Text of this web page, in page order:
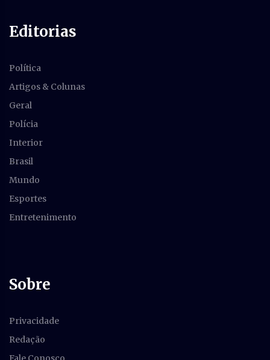
Editorias
Política
Artigos & Colunas
Geral
Polícia
Interior
Brasil
Mundo
Esportes
Entretenimento
Sobre
Privacidade
Redação